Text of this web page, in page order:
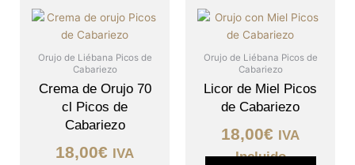
Orujo de Liébana Picos de
Cabariezo
Crema de Orujo 70
cl Picos de
Cabariezo
18,00€ IVA
Orujo de Liébana Picos de
Cabariezo
Licor de Miel Picos
de Cabariezo
18,00€ IVA
Incluido